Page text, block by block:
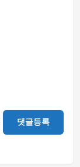
댓글등록